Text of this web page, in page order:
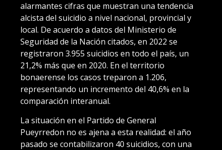
alarmantes cifras que muestran una tendencia
alcista del suicidio a nivel nacional, provincial y
local. De acuerdo a datos del Ministerio de
Seguridad de la Nación citados, en 2022 se
registraron 3.955 suicidios en todo el país, un
21,2% más que en 2020. En el territorio
bonaerense los casos treparon a 1.206,
representando un incremento del 40,6% en la
comparación interanual.
La situación en el Partido de General
Pueyrredon no es ajena a esta realidad: el año
pasado se contabilizaron 40 suicidios, con una